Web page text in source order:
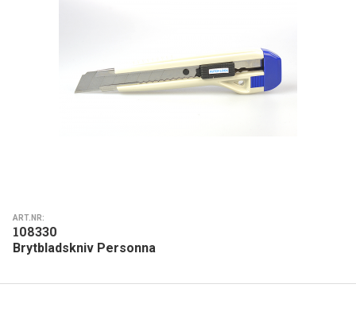
ART.NR:
108330
Brytbladskniv Personna